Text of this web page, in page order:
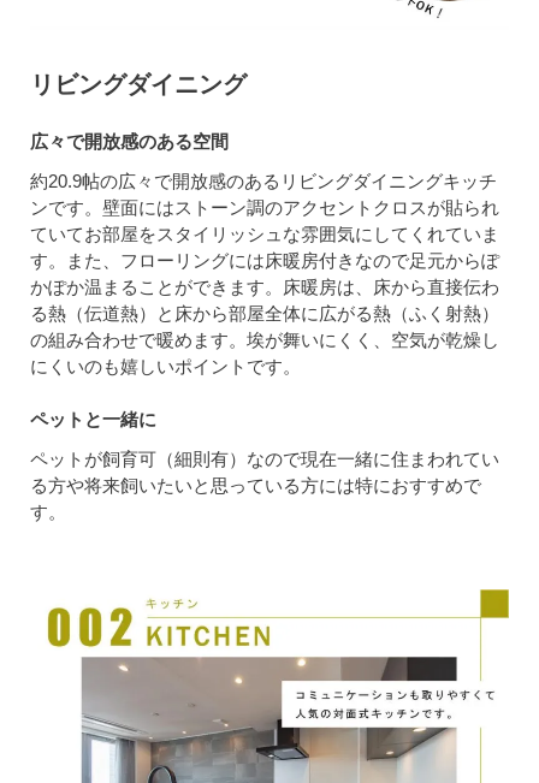
リビングダイニング
広々で開放感のある空間
約20.9帖の広々で開放感のあるリビングダイニングキッチ
ンです。壁面にはストーン調のアクセントクロスが貼られ
ていてお部屋をスタイリッシュな雰囲気にしてくれていま
す。また、フローリングには床暖房付きなので足元からぽ
かぽか温まることができます。床暖房は、床から直接伝わ
る熱（伝道熱）と床から部屋全体に広がる熱（ふく射熱）
の組み合わせで暖めます。埃が舞いにくく、空気が乾燥し
にくいのも嬉しいポイントです。
ペットと一緒に
ペットが飼育可（細則有）なので現在一緒に住まわれてい
る方や将来飼いたいと思っている方には特におすすめで
す。